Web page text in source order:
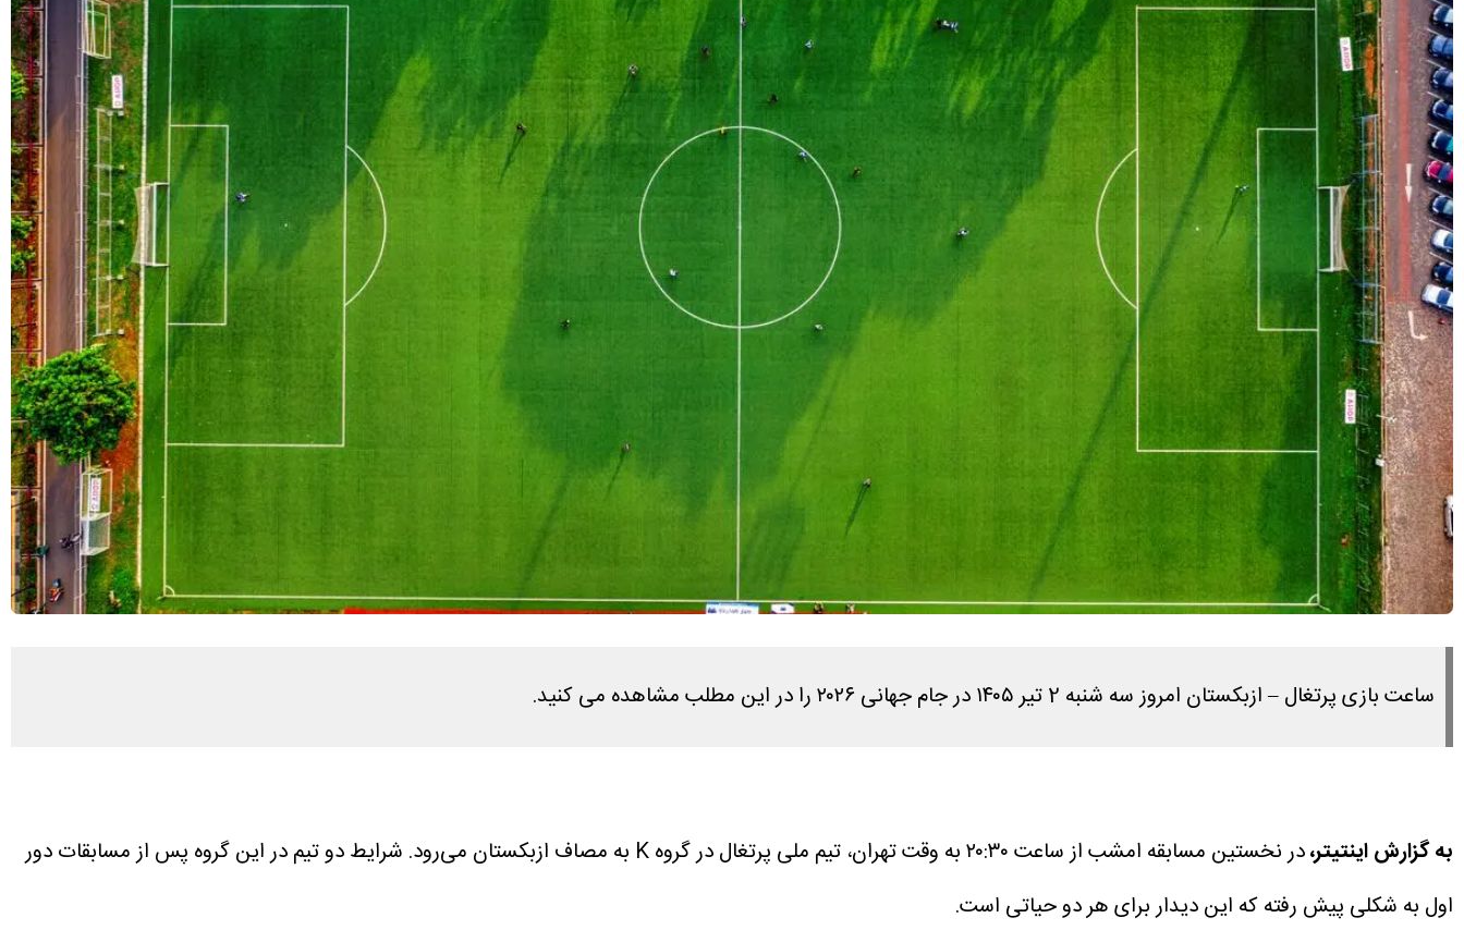
ساعت بازی پرتغال – ازبکستان امروز سه شنبه 2 تیر ۱۴۰۵ در جام جهانی ۲۰۲۶ را در این مطلب مشاهده می کنید.
به گزارش اینتیتر،
در نخستین مسابقه امشب از ساعت ۲۰:۳۰ به وقت تهران، تیم ملی پرتغال در گروه K به مصاف ازبکستان می‌رود. شرایط دو تیم در این گروه پس از مسابقات دور
اول به شکلی پیش رفته که این دیدار برای هر دو حیاتی است.